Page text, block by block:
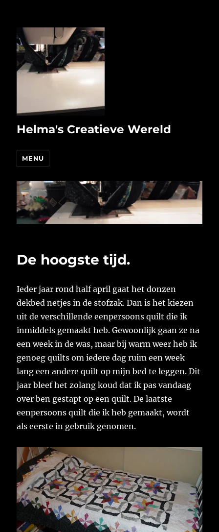
Helma's Creatieve Wereld
MENU
De hoogste tijd.
Ieder jaar rond half april gaat het donzen
dekbed netjes in de stofzak. Dan is het kiezen
uit de verschillende eenpersoons quilt die ik
inmiddels gemaakt heb. Gewoonlijk gaan ze na
een week in de was, maar bij warm weer heb ik
genoeg quilts om iedere dag ruim een week
lang een andere quilt op mijn bed te leggen. Dit
jaar bleef het zolang koud dat ik pas vandaag
over ben gestapt op een quilt. De laatste
eenpersoons quilt die ik heb gemaakt, wordt
als eerste in gebruik genomen.